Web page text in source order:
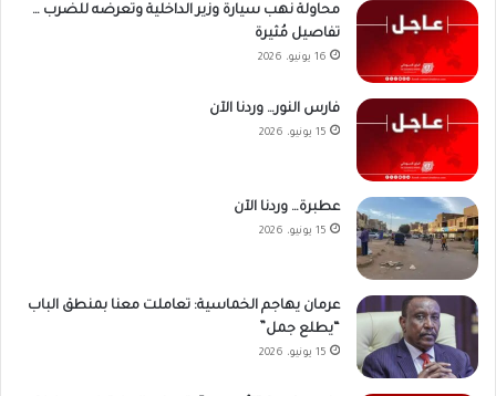
محاولة نهب سيارة وزير الداخلية وتعرضه للضرب …
تفاصيل مُثيرة
16 يونيو، 2026
فارس النور… وردنا الآن
15 يونيو، 2026
عطبرة… وردنا الآن
15 يونيو، 2026
عرمان يهاجم الخماسية: تعاملت معنا بمنطق الباب
“يطلع جمل”
15 يونيو، 2026